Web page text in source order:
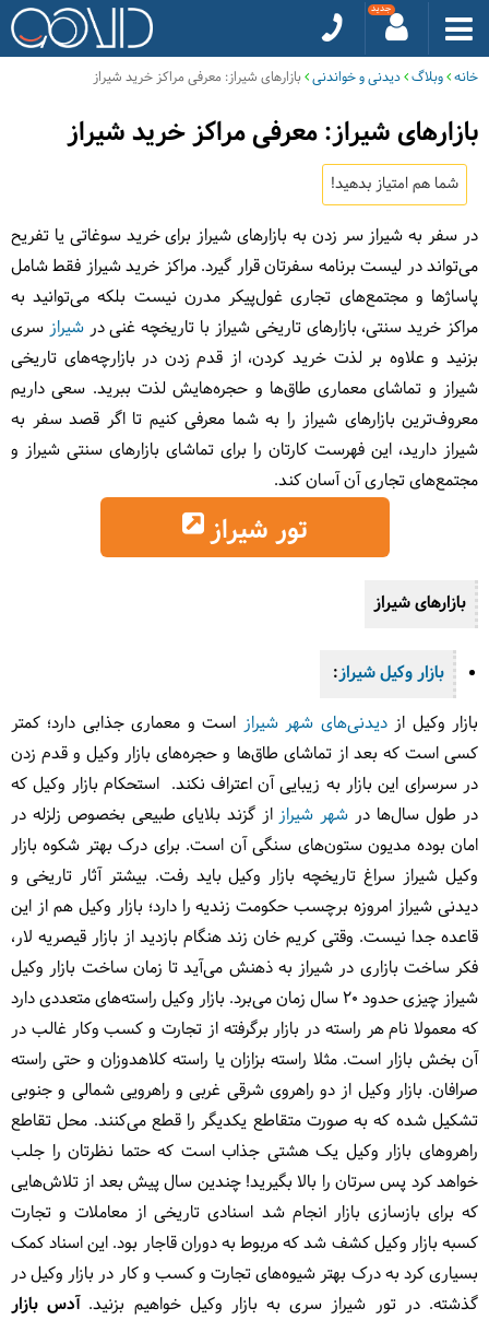
خانه وبلاگ دیدنی و خواندنی بازارهای شیراز: معرفی مراکز خرید شیراز
بازارهای شیراز: معرفی مراکز خرید شیراز
شما هم امتیاز بدهید!
در سفر به شیراز سر زدن به بازارهای شیراز برای خرید سوغاتی یا تفریح
می‌تواند در لیست برنامه سفرتان قرار گیرد. مراکز خرید شیراز فقط شامل
پاساژها و مجتمع‌های تجاری غول‌پیکر مدرن نیست بلکه می‌توانید به
مراکز خرید سنتی، بازارهای تاریخی شیراز با تاریخچه غنی درشیراز سری
بزنید و علاوه بر لذت خرید کردن، از قدم زدن در بازارچه‌های تاریخی
شیراز و تماشای معماری طاق‌ها و حجر‌ه‌‎هایش لذت ببرید. سعی داریم
معروف‌ترین بازارهای شیراز را به شما معرفی کنیم تا اگر قصد سفر به
شیراز دارید، این فهرست کارتان را برای تماشای بازارهای سنتی شیراز و
مجتمع‌های تجاری آن آسان کند.
تور شیراز
بازارهای شیراز
بازار وکیل شیراز:
بازار وکیل ازدیدنی‌های شهر شیراز است و معماری جذابی دارد؛ کمتر
کسی است که بعد از تماشای طاق‌ها و حجره‌های بازار وکیل و قدم زدن
در سرسرای این بازار به زیبایی آن اعتراف نکند. استحکام بازار وکیل که
در طول سال‌ها در شهر شیرازاز گزند بلایای طبیعی بخصوص زلزله در
امان بوده مدیون ستون‌های سنگی آن است. برای درک بهتر شکوه بازار
وکیل شیراز سراغ تاریخچه بازار وکیل باید رفت. بیشتر آثار تاریخی و
دیدنی شیراز امروزه برچسب حکومت زندیه را دارد؛ بازار وکیل هم از این
قاعده جدا نیست. وقتی کریم خان زند هنگام بازدید از بازار قیصریه لار،
فکر ساخت بازاری در شیراز به ذهنش می‌آید تا زمان ساخت بازار وکیل
شیراز چیزی حدود 20 سال زمان می‌برد. بازار وکیل راسته‌های متعددی دارد
که معمولا نام هر راسته در بازار برگرفته از تجارت و کسب وکار غالب در
آن بخش بازار است. مثلا راسته بزازان یا راسته کلاهدوزان و حتی راسته
صرافان. بازار وکیل از دو راهروی شرقی غربی و راهرویی شمالی و جنوبی
تشکیل شده که به صورت متقاطع یکدیگر را قطع می‌کنند. محل تقاطع
راهروهای بازار وکیل یک هشتی جذاب است که حتما نظرتان را جلب
خواهد کرد پس سرتان را بالا بگیرید! چندین سال پیش بعد از تلاش‌هایی
که برای بازسازی بازار انجام شد اسنادی تاریخی از معاملات و تجارت
کسبه بازار وکیل کشف شد که مربوط به دوران قاجار بود. این اسناد کمک
بسیاری کرد به درک بهتر شیوه‌های تجارت و کسب و کار در بازار وکیل در
گذشته. در تور شیراز سری به بازار وکیل خواهیم بزنید. آدس بازار